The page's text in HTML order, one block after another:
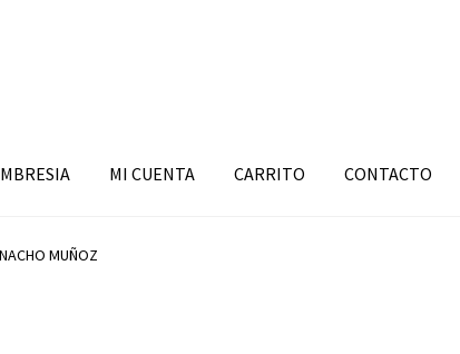
MI CUENTA CARRITO CONTACTO
MUÑOZ